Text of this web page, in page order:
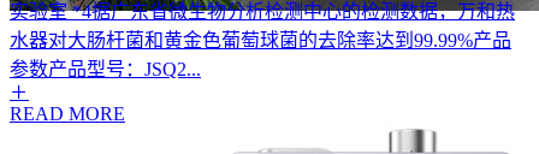
实验室 *4据广东省微生物分析检测中心的检测数据，万和热
水器对大肠杆菌和黄金色葡萄球菌的去除率达到99.99%产品
参数产品型号：JSQ2...
READ MORE